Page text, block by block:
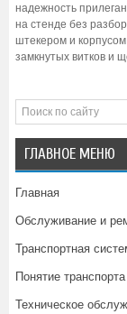
надежность
на стенде без
штекером и
замкнутых витков и
ГЛАВНОЕ МЕНЮ
Главная
Обслуживание и
Транспортная
Понятие транспорта
Техническое